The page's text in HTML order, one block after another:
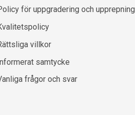
för uppgradering och upprepning
villkor
samtycke
frågor och svar